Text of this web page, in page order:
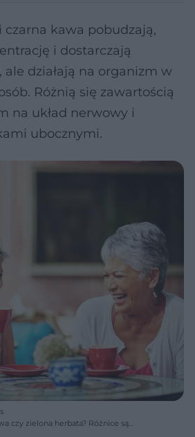
kawa pobudzają,
i dostarczają
działają na organizm w
Różnią się zawartością
na układ nerwowy i
ubocznymi.
czy zielona herbata? Różnice są